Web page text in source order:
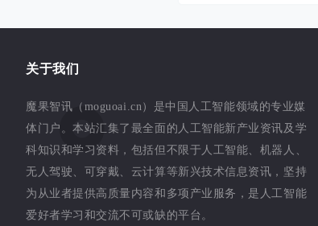
关于我们
魔果智讯（moguoai.cn）是中国人工智能领域的专业媒
体门户。本站汇集了最全面的人工智能新产业资讯及学
科知识和学习资料，包括但不限于人工智能、机器人、
无人驾驶、可穿戴、云计算等新兴技术信息资讯，坚持
为从业者提供高质量内容和多项产业服务，是人工智能
爱好者学习和交流不可或缺的平台。